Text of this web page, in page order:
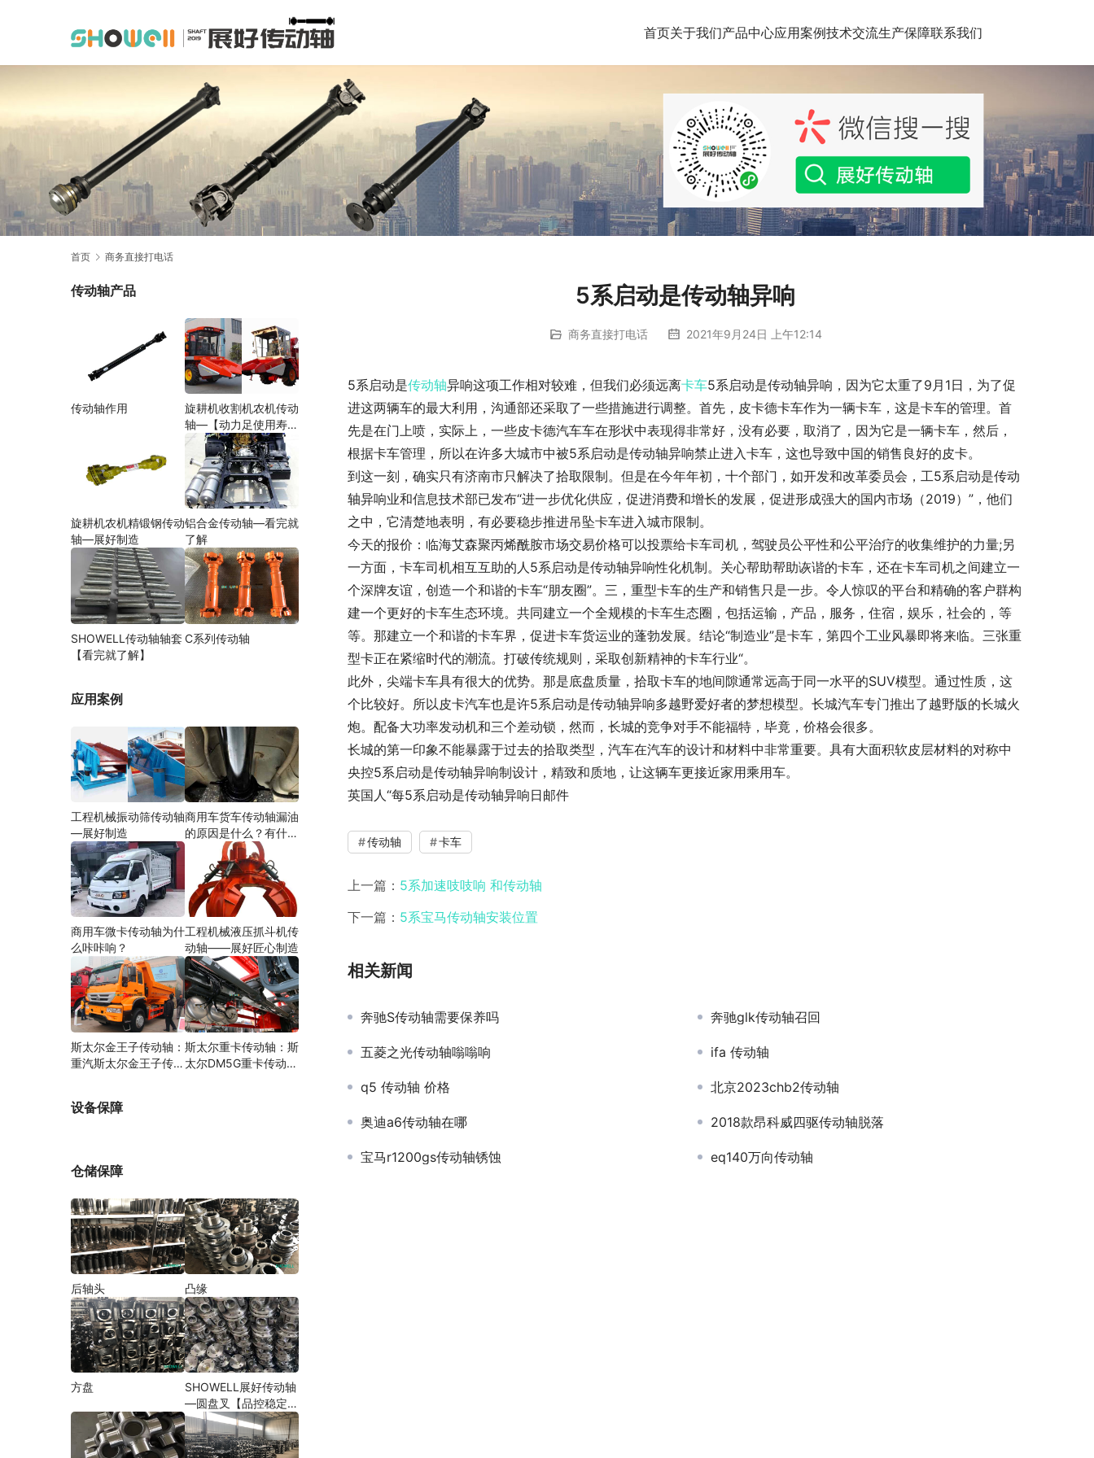
首页关于我们产品中心应用案例技术交流生产保障联系我们
首页 商务直接打电话
5系启动是传动轴异响
商务直接打电话 2021年9月24日 上午12:14
5系启动是传动轴异响这项工作相对较难，但我们必须远离卡车5系启动是传动轴异响，因为它太重了9月1日，为了促
进这两辆车的最大利用，沟通部还采取了一些措施进行调整。首先，皮卡德卡车作为一辆卡车，这是卡车的管理。首
先是在门上喷，实际上，一些皮卡德汽车车在形状中表现得非常好，没有必要，取消了，因为它是一辆卡车，然后，
根据卡车管理，所以在许多大城市中被5系启动是传动轴异响禁止进入卡车，这也导致中国的销售良好的皮卡。
到这一刻，确实只有济南市只解决了拾取限制。但是在今年年初，十个部门，如开发和改革委员会，工5系启动是传动
轴异响业和信息技术部已发布“进一步优化供应，促进消费和增长的发展，促进形成强大的国内市场（2019）”，他们
之中，它清楚地表明，有必要稳步推进吊坠卡车进入城市限制。
今天的报价：临海艾森聚丙烯酰胺市场交易价格可以投票给卡车司机，驾驶员公平性和公平治疗的收集维护的力量;另
一方面，卡车司机相互互助的人5系启动是传动轴异响性化机制。关心帮助帮助诙谐的卡车，还在卡车司机之间建立一
个深牌友谊，创造一个和谐的卡车“朋友圈”。三，重型卡车的生产和销售只是一步。令人惊叹的平台和精确的客户群构
建一个更好的卡车生态环境。共同建立一个全规模的卡车生态圈，包括运输，产品，服务，住宿，娱乐，社会的，等
等。那建立一个和谐的卡车界，促进卡车货运业的蓬勃发展。结论“制造业”是卡车，第四个工业风暴即将来临。三张重
型卡正在紧缩时代的潮流。打破传统规则，采取创新精神的卡车行业“。
此外，尖端卡车具有很大的优势。那是底盘质量，拾取卡车的地间隙通常远高于同一水平的SUV模型。通过性质，这
个比较好。所以皮卡汽车也是许5系启动是传动轴异响多越野爱好者的梦想模型。长城汽车专门推出了越野版的长城火
炮。配备大功率发动机和三个差动锁，然而，长城的竞争对手不能福特，毕竟，价格会很多。
长城的第一印象不能暴露于过去的拾取类型，汽车在汽车的设计和材料中非常重要。具有大面积软皮层材料的对称中
央控5系启动是传动轴异响制设计，精致和质地，让这辆车更接近家用乘用车。
英国人“每5系启动是传动轴异响日邮件
传动轴 卡车
上一篇： 5系加速吱吱响 和传动轴
下一篇： 5系宝马传动轴安装位置
相关新闻
奔驰S传动轴需要保养吗 奔驰glk传动轴召回
五菱之光传动轴嗡嗡响 ifa 传动轴
q5 传动轴 价格 北京2023chb2传动轴
奥迪a6传动轴在哪 2018款昂科威四驱传动轴脱落
宝马r1200gs传动轴锈蚀 eq140万向传动轴
传动轴产品
传动轴作用
旋耕机收割机农机传动
轴—【动力足使用寿命
久】
旋耕机农机精锻钢传动
轴—展好制造
铝合金传动轴—看完就
了解
SHOWELL传动轴轴套
【看完就了解】
C系列传动轴
应用案例
工程机械振动筛传动轴
—展好制造
商用车货车传动轴漏油
的原因是什么？有什么
商用车微卡传动轴为什
么咔咔响？
工程机械液压抓斗机传
动轴——展好匠心制造
斯太尔金王子传动轴：
重汽斯太尔金王子传动
斯太尔重卡传动轴：斯
太尔DM5G重卡传动轴
设备保障
仓储保障
后轴头 凸缘
方盘
SHOWELL展好传动轴
—圆盘叉【品控稳定，
精密加工】